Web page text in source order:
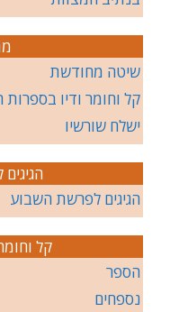
שיטה מחודשת
קל וחומר ודיו
ישלח שורשיו
הגיגים לפרשת השבוע
קל
הספר
נספחים